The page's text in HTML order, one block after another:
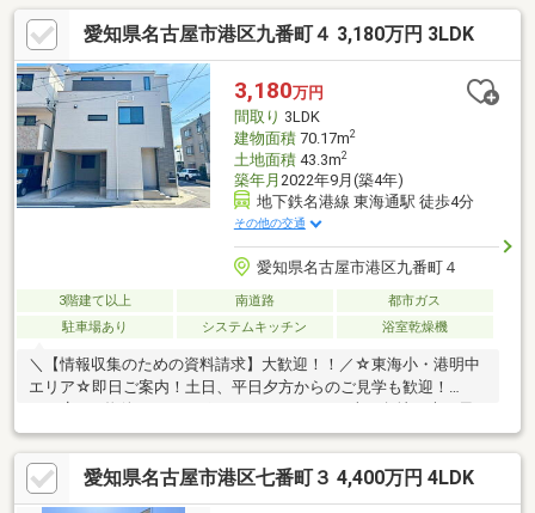
と、詳細をご覧いただけます。＝＝＝＝＝＝＝＝＝＝＝＝＝＝＝
＝＝＝＝＝＝＝＝＝＝《リフォームもOK》リラックスしたい浴室
はやっぱり変えたいな、、、そんなあなたの夢を叶えるリフォー
ムも承ります♪＝＝＝＝＝＝＝＝＝＝＝＝＝＝＝＝＝＝＝＝＝＝＝
＝＝
愛知県名古屋市港区九番町４ 3,180万円 3LDK
3,180万円
間取り 3LDK
建物面積70.17m2
土地面積43.3m2
築年月 2022年9月(築4年)
地下鉄名港線 東海通駅 徒歩4分
その他の交通
愛知県名古屋市港区九番町４
3階建て以上 南道路
都市ガス
駐車場あり
システムキッチン 浴室乾燥機
＼【情報収集のための資料請求】大歓迎！！／☆東海小・港明中
エリア☆即日ご案内！土日、平日夕方からのご見学も歓迎！
が心地よく巡る住環境■令和4年9月築の築浅物件■スーパー・薬
局・コンビニ 徒歩7分圏内、生活施設が身近な立地──【“暮らしを
豊かにする”設備が充実】──＊リビング床暖房 ＊食洗器 ＊浴
室乾燥機 ＊ビルトインガレージ―――【2026年3月リフォーム施
愛知県名古屋市港区七番町３ 4,400万円 4LDK